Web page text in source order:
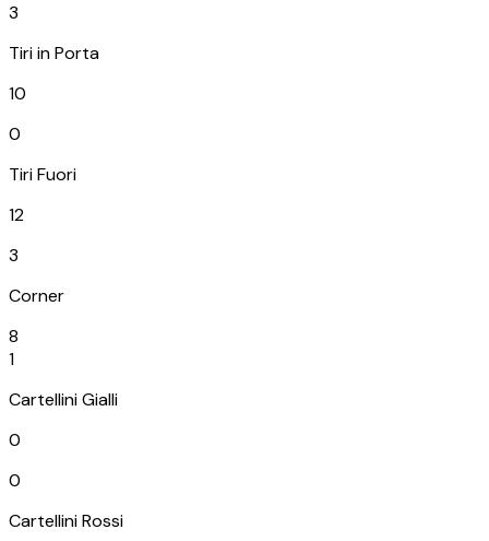
3
Tiri in Porta
10
0
Tiri Fuori
12
3
Corner
8
1
Cartellini Gialli
0
0
Cartellini Rossi